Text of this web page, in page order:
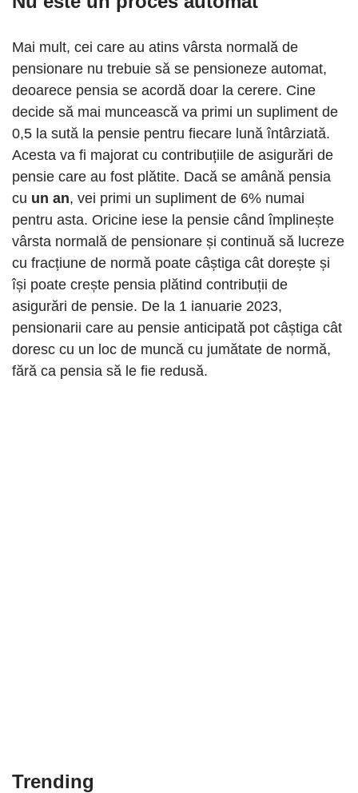
Mai mult, cei care au atins vârsta normală de
pensionare nu trebuie să se pensioneze automat,
deoarece pensia se acordă doar la cerere. Cine
decide să mai muncească va primi un supliment de
0,5 la sută la pensie pentru fiecare lună întârziată.
Acesta va fi majorat cu contribuțiile de asigurări de
pensie care au fost plătite. Dacă se amână pensia
cu un an, vei primi un supliment de 6% numai
pentru asta. Oricine iese la pensie când împlinește
vârsta normală de pensionare și continuă să lucreze
cu fracțiune de normă poate câștiga cât dorește și
își poate crește pensia plătind contribuții de
asigurări de pensie. De la 1 ianuarie 2023,
pensionarii care au pensie anticipată pot câștiga cât
doresc cu un loc de muncă cu jumătate de normă,
fără ca pensia să le fie redusă.
Trending